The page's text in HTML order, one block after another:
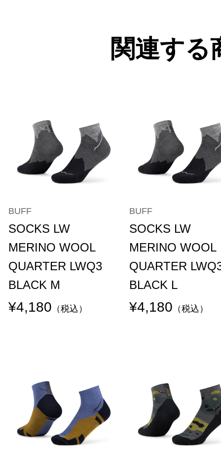
関連する
BUFF
SOCKS LW
MERINO WOOL
QUARTER LWQ3
BLACK M
¥4,180 （税込）
BUFF
SOCKS LW
MERINO WOOL
QUARTER
BLACK L
¥4,180 （税込）